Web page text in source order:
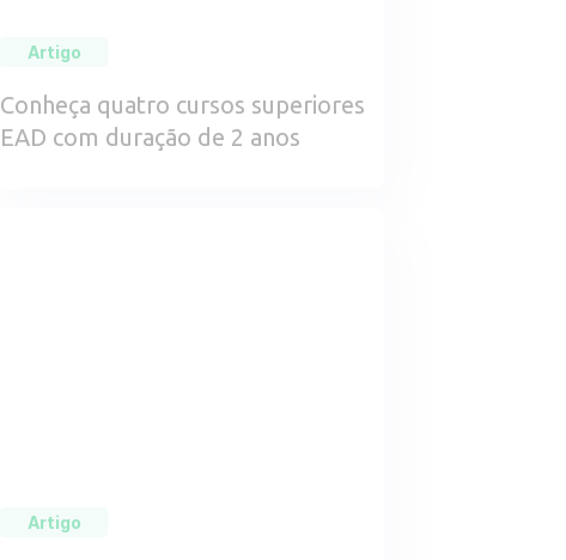
Artigo
Conheça quatro cursos superiores
EAD com duração de 2 anos
Artigo